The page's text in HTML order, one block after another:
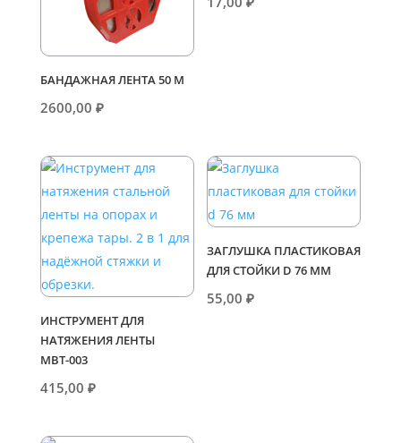
БАНДАЖНАЯ ЛЕНТА 50 М
2600,00 ₽
ИНСТРУМЕНТ ДЛЯ
НАТЯЖЕНИЯ ЛЕНТЫ
МВТ-003
415,00 ₽
ЗАГЛУШКА ПЛАСТИКОВАЯ
ДЛЯ СТОЙКИ D 76 ММ
55,00₽